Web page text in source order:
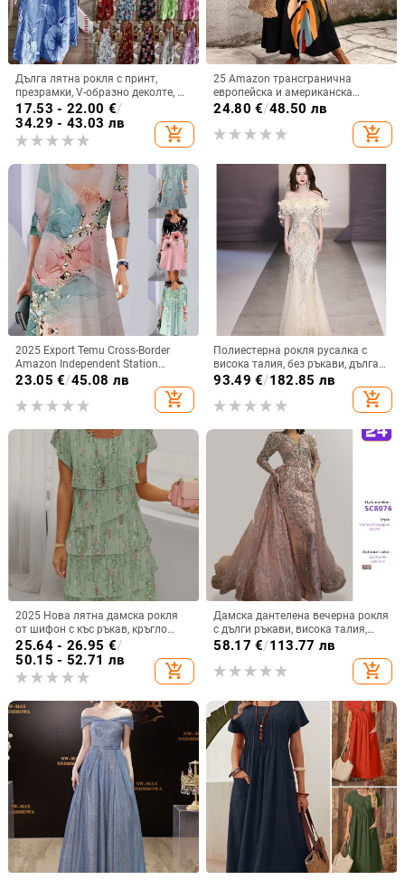
Дълга лятна рокля с принт,
презрамки, V-образно деколте, А-
линия, без ръкав, талия средна;
материя памук-смес и полиестер
17.53 - 22.00 €/
34.29 - 43.03 лв
add_shopping_cart
25 Amazon трансгранична
европейска и американска
плажна блуза, свободна роба,
слънцезащитен крем, рокля с
24.80 €/48.50 лв
add_shopping_cart
2025 Export Temu Cross-Border
Amazon Independent Station
Пролетна и есенна модна рокля с
дълъг ръкав и кръгло деколте с
щампа
23.05 €/45.08 лв
add_shopping_cart
Полиестерна рокля русалка с
висока талия, без ръкави, дълга
пола
93.49 €/182.85 лв
add_shopping_cart
2025 Нова лятна дамска рокля
от шифон с къс ръкав, кръгло
деколте и къси пластове, на
Amazon Independent Station,
европейска и американска
трансгранична рокля
25.64 - 26.95 €/
50.15 - 52.71 лв
add_shopping_cart
Дамска дантелена вечерна рокля
с дълги ръкави, висока талия,
принцес стил пола, дълга рокля
58.17 €/113.77 лв
add_shopping_cart